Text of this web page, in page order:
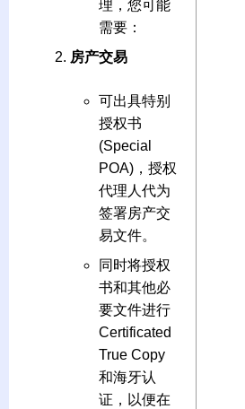
理，您可能
需要：
房产交易
可出具特别
授权书
(Special
POA)，授权
代理人代为
签署房产交
易文件。
同时将授权
书和其他必
要文件进行
Certificated
True Copy
和海牙认
证，以便在